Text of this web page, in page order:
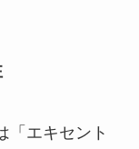
「エキセント